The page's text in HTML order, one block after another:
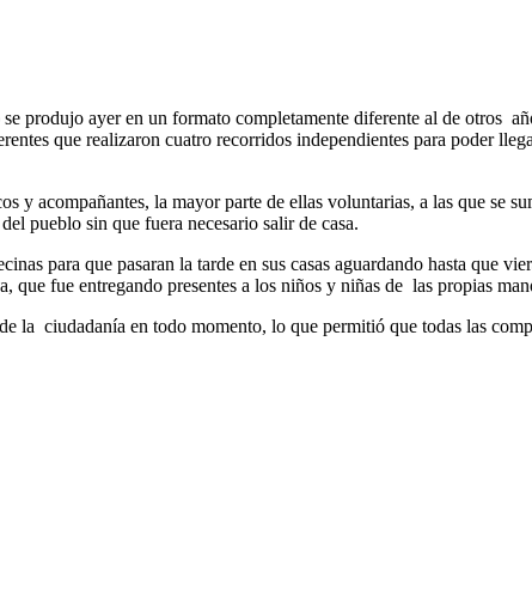
produjo ayer en un formato completamente diferente al de otros
que realizaron cuatro recorridos independientes para poder
y acompañantes, la mayor parte de ellas voluntarias, a las que
pueblo sin que fuera necesario salir de casa.
para que pasaran la tarde en sus casas aguardando hasta que
fue entregando presentes a los niños y niñas de las propias
la ciudadanía en todo momento, lo que permitió que todas las